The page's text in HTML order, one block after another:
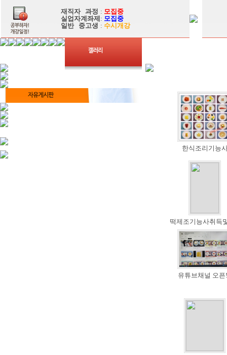
재직자 과정 : 모집중
실업자계좌제 : 모집중
일반 중고생 : 수시개강
한식조리기능
떡제조기능사취득
유튜브채널 오